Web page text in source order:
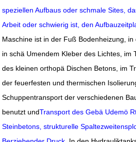
speziellen Aufbaus oder schmale Sites,
Arbeit oder schwierig ist, den
Maschine ist in der Fuß Bodenheizung,
in schä Umendem Kleber des Lichtes, im
des kleinen orthopä Dischen Betons, im
der feuerfesten und thermischen
Schuppentransport der verschiedenen
benutzt undTransport des Gebä Udemö
Steinbetons, strukturelle